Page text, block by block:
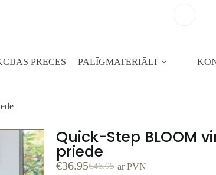
PRECES PALĪGMATERIĀLI
Quick-Step BLOOM
priede
€46.95
€36.95 ar PVN